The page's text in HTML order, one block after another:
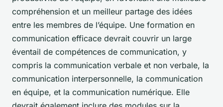
compréhension et un meilleur partage des idées
entre les membres de l’équipe. Une formation en
communication efficace devrait couvrir un large
éventail de compétences de communication, y
compris la communication verbale et non verbale, la
communication interpersonnelle, la communication
en équipe, et la communication numérique. Elle